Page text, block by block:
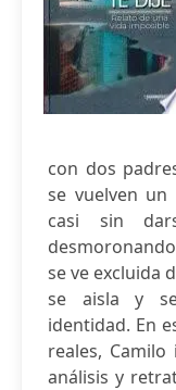
con dos
se vuelven
casi sin
se ve excluida
se aisla y
identidad. En
reales,
análisis y